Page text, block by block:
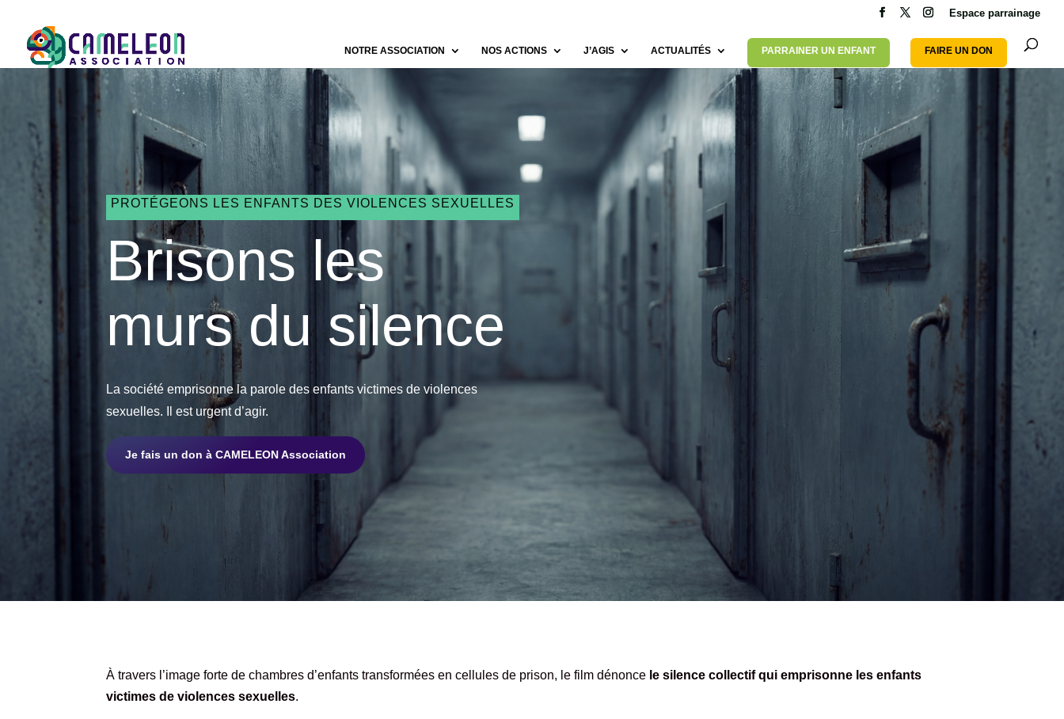
Espace parrainage
NOTRE ASSOCIATION NOS ACTIONS J’AGIS ACTUALITÉS PARRAINER UN ENFANT FAIRE UN DON
PROTÉGEONS LES ENFANTS DES VIOLENCES SEXUELLES
Brisons les
murs du silence
La société emprisonne la parole des enfants victimes de violences
sexuelles. Il est urgent d’agir.
Je fais un don à CAMELEON Association
À travers l’image forte de chambres d’enfants transformées en cellules de prison, le film dénonce le silence collectif qui emprisonne les enfants
victimes de violences sexuelles.